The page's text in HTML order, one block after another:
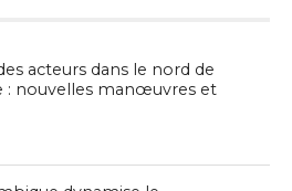
acteurs dans le nord de
: nouvelles manœuvres et